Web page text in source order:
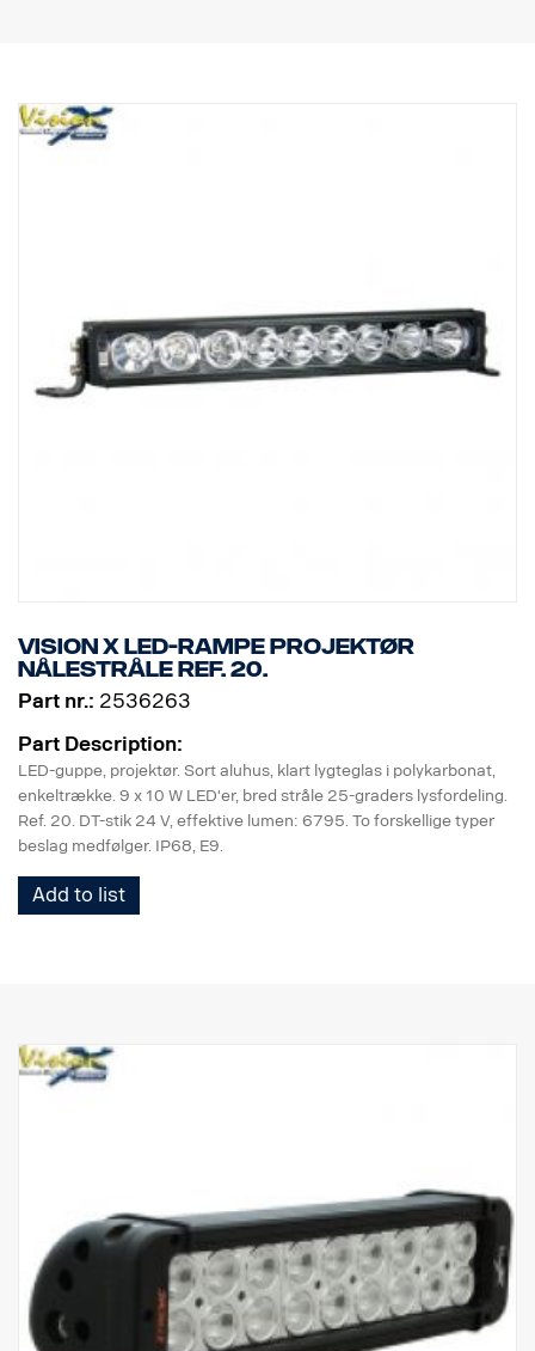
Vision X LED-rampe projektør
nålestråle Ref. 20.
Part nr.: 2536263
Part Description:
LED-guppe, projektør. Sort aluhus, klart lygteglas i polykarbonat,
enkeltrække. 9 x 10 W LED'er, bred stråle 25-graders lysfordeling.
Ref. 20. DT-stik 24 V, effektive lumen: 6795. To forskellige typer
beslag medfølger. IP68, E9.
Add to list